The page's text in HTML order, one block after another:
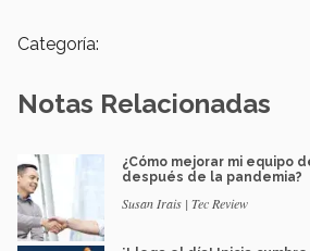
Categoría:
Notas Relacionadas
¿Cómo mejorar mi equipo
después de la pandemia?
Susan Irais | Tec Review